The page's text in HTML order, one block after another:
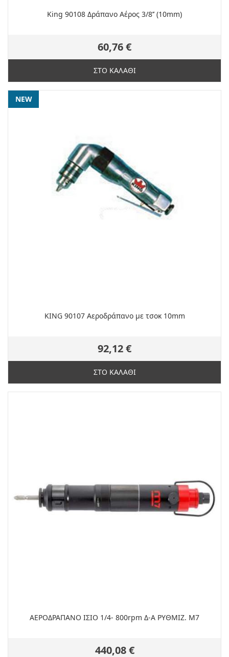
King 90108 Δράπανο Αέρος 3/8’’ (10mm)
60,76 €
ΣΤΟ ΚΑΛΑΘΙ
NEW
KING 90107 Αεροδράπανο με τσοκ 10mm
92,12 €
ΣΤΟ ΚΑΛΑΘΙ
ΑΕΡΟΔΡΑΠΑΝΟ ΙΣΙΟ 1/4- 800rpm Δ-Α ΡΥΘΜΙΖ. M7
440,08 €